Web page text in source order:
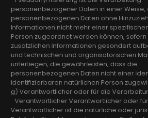
personenbezogener Daten in einer Weise,
personenbezogenen Daten ohne
Informationen nicht mehr einer
Person zugeordnet werden können,
zusätzlichen Informationen gesondert
und technischen und organisatorischen
unterliegen, die gewährleisten, dass die
personenbezogenen Daten nicht einer
identifizierbaren natürlichen Person
g) Verantwortlicher oder für die
Verantwortlicher Verantwortlicher oder
Verantwortlicher ist die natürliche oder